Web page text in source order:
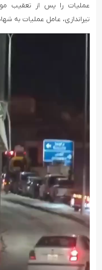
عملیات را پس از تعقیب
تیراندازی، عامل عملیات به